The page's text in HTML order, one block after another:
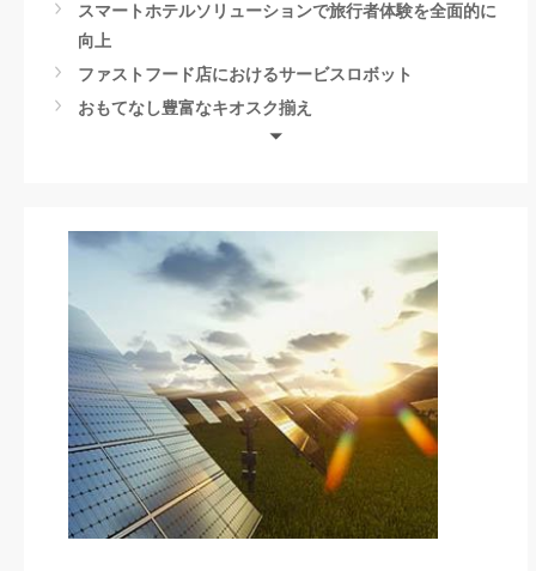
スマートホテルソリューションで旅行者体験を全面的に
向上
ファストフード店におけるサービスロボット
おもてなし豊富なキオスク揃え
Advancing Multimedia & Imaging with AMD Solutions
Smart Retail/QSR/Kiosk Solutions
Next Generation Kiosks
Touchscreen Hygiene in a Post-COVID-19 World
Smart Digital Signage Network
Optimizing In-Store Experience
Digital Education